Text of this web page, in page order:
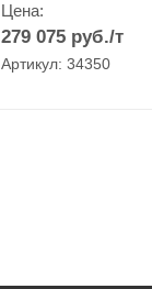
Цена:
279 075 руб./т
Артикул: 34350